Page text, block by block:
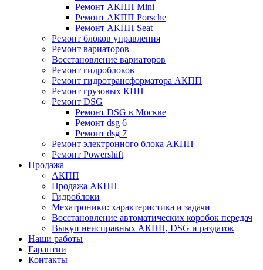
Ремонт АКПП Mini
Ремонт АКПП Porsche
Ремонт АКПП Seat
Ремонт блоков управления
Ремонт вариаторов
Восстановление вариаторов
Ремонт гидроблоков
Ремонт гидротрансформатора АКПП
Ремонт грузовых КПП
Ремонт DSG
Ремонт DSG в Москве
Ремонт dsg 6
Ремонт dsg 7
Ремонт электронного блока АКПП
Ремонт Powershift
Продажа
АКПП
Продажа АКПП
Гидроблоки
Мехатроники: характеристика и задачи
Восстановление автоматических коробок передач
Выкуп неисправных АКПП, DSG и раздаток
Наши работы
Гарантии
Контакты